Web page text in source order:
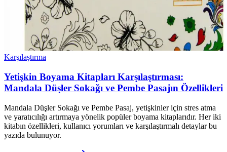
Karşılaştırma
Yetişkin Boyama Kitapları Karşılaştırması:
Mandala Düşler Sokağı ve Pembe Pasajın Özellikleri
Mandala Düşler Sokağı ve Pembe Pasaj, yetişkinler için stres atma
ve yaratıcılığı artırmaya yönelik popüler boyama kitaplarıdır. Her iki
kitabın özellikleri, kullanıcı yorumları ve karşılaştırmalı detaylar bu
yazıda bulunuyor.